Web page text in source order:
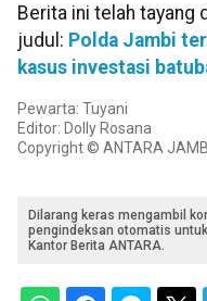
Berita ini telah tayang
judul: Polda Jambi
kasus investasi
Pewarta: Tuyani
Editor: Dolly Rosana
Copyright © ANTARA
Dilarang keras mengambil
pengindeksan otomatis
Kantor Berita ANTARA.